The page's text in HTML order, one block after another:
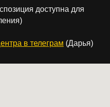
доступна для
в телеграм (Дарья)